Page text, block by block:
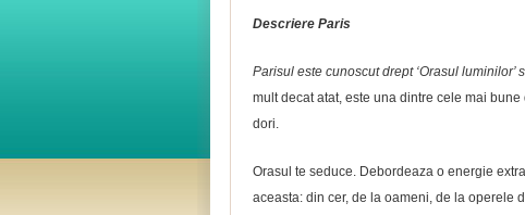
Descriere Paris
Parisul este cunoscut drept ‘Orasul luminilor’
mult decat atat, este una dintre cele mai
dori.
Orasul te seduce. Debordeaza o energie
aceasta: din cer, de la oameni, de la operele